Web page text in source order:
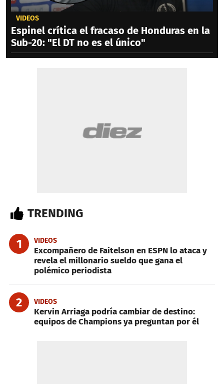
VIDEOS
Espinel crítica el fracaso de Honduras en la
Sub-20: "El DT no es el único"
TRENDING
1 VIDEOS
Excompañero de Faitelson en ESPN lo ataca y
revela el millonario sueldo que gana el
polémico periodista
2 VIDEOS
Kervin Arriaga podría cambiar de destino:
equipos de Champions ya preguntan por él